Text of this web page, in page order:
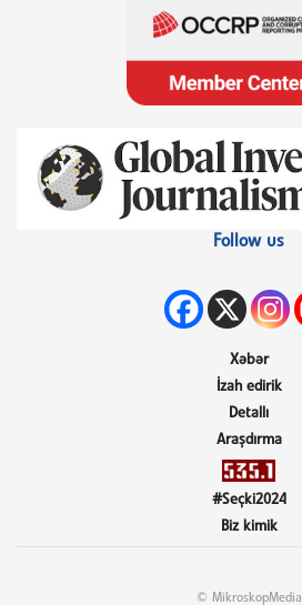
Follow us
Xəbər
İzah edirik
Detallı
Araşdırma
#Seçki2024
Biz kimik
© MikroskopMedia